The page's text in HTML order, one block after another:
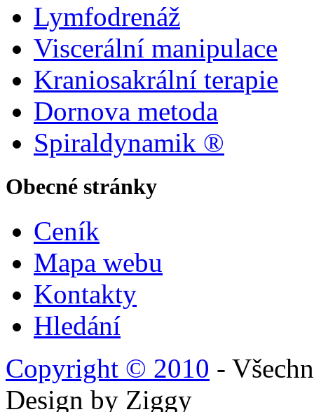
Lymfodrenáž
Viscerální manipulace
Kraniosakrální terapie
Dornova metoda
Spiraldynamik ®
Obecné stránky
Ceník
Mapa webu
Kontakty
Hledání
Copyright © 2010 -
Design by Ziggy